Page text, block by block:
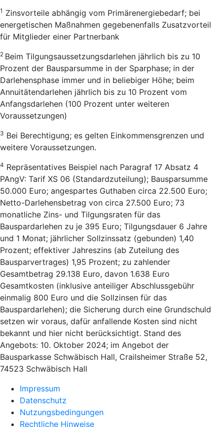
1 Zinsvorteile abhängig vom Primärenergiebedarf; bei
energetischen Maßnahmen gegebenenfalls Zusatzvorteil
für Mitglieder einer Partnerbank
2 Beim Tilgungsaussetzungsdarlehen jährlich bis zu 10
Prozent der Bausparsumme in der Sparphase; in der
Darlehensphase immer und in beliebiger Höhe; beim
Annuitätendarlehen jährlich bis zu 10 Prozent vom
Anfangsdarlehen (100 Prozent unter weiteren
Voraussetzungen)
3 Bei Berechtigung; es gelten Einkommensgrenzen und
weitere Voraussetzungen.
4 Repräsentatives Beispiel nach Paragraf 17 Absatz 4
PAngV: Tarif XS 06 (Standardzuteilung); Bausparsumme
50.000 Euro; angespartes Guthaben circa 22.500 Euro;
Netto-Darlehensbetrag von circa 27.500 Euro; 73
monatliche Zins- und Tilgungsraten für das
Bauspardarlehen zu je 395 Euro; Tilgungsdauer 6 Jahre
und 1 Monat; jährlicher Sollzinssatz (gebunden) 1,40
Prozent; effektiver Jahreszins (ab Zuteilung des
Bausparvertrages) 1,95 Prozent; zu zahlender
Gesamtbetrag 29.138 Euro, davon 1.638 Euro
Gesamtkosten (inklusive anteiliger Abschlussgebühr
einmalig 800 Euro und die Sollzinsen für das
Bauspardarlehen); die Sicherung durch eine Grundschuld
setzen wir voraus, dafür anfallende Kosten sind nicht
bekannt und hier nicht berücksichtigt. Stand des
Angebots: 10. Oktober 2024; im Angebot der
Bausparkasse Schwäbisch Hall, Crailsheimer Straße 52,
74523 Schwäbisch Hall
Impressum
Datenschutz
Nutzungsbedingungen
Rechtliche Hinweise